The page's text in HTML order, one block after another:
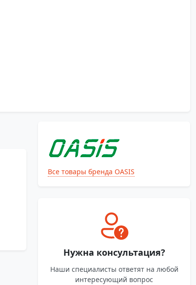
Все товары бренда OASIS
Нужна консультация?
Наши специалисты ответят на любой
интересующий вопрос